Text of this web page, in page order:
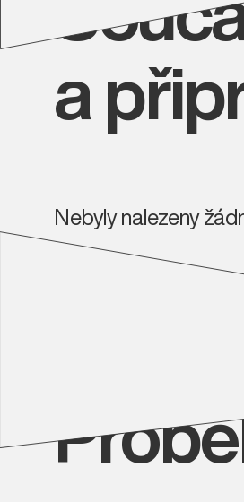
a
Nebyly nalezeny